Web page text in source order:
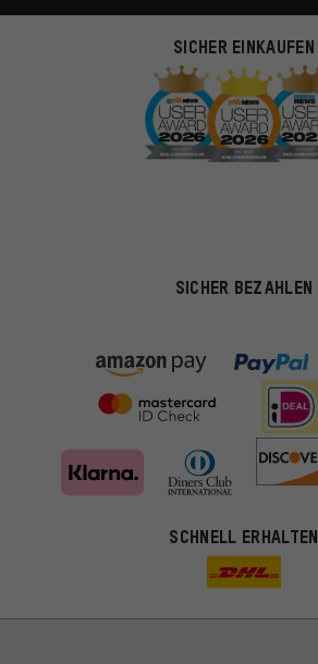
SICHER EINKAUFEN
SICHER BEZAHLEN
SCHNELL ERHALTEN